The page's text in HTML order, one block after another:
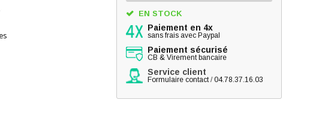
EN STOCK
Paiement en 4x
sans frais avec Paypal
Paiement sécurisé
CB & Virement bancaire
Service client
Formulaire contact/04.78.37.16.03